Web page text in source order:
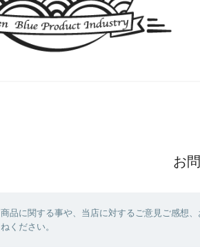
お
商品に関する事や、当店に対するご意見ご感想
ねください。